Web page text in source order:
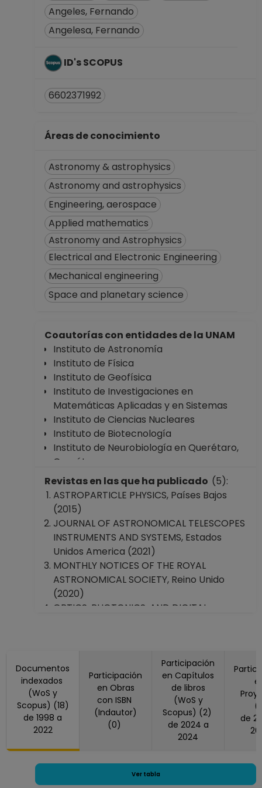
ASIGNATURA A TP
No Definitivo
Facultad de
Ciencias
Desde 16-11-2021
hasta 31-03-2022
PROFESOR
ASIGNATURA A TP
No Definitivo
Facultad de
Ciencias
Desde 01-03-2021
ASIGNATURA A TP
No Definitivo
Ciencias
Desde 16-03-2020
hasta 28-02-2021
PROFESOR
ASIGNATURA A TP
No Definitivo
Ciencias
Desde 16-09-2019
PROFESOR
ASIGNATURA A TP
No Definitivo
Facultad de
Ciencias
hasta 15-09-2019
Facultad de
Ciencias
Desde 01-10-2018
hasta 15-03-2019
PROFESOR
ASIGNATURA A TP
Facultad de
Ciencias
Angeles, Fernando
Angelesa, Fernando
ID's SCOPUS
6602371992
Áreas de conocimiento
Astronomy & astrophysics
Astronomy and astrophysics
Engineering, aerospace
Applied mathematics
Astronomy and Astrophysics
Electrical and Electronic Engineering
Mechanical engineering
Space and planetary science
Coautorías con entidades de la UNAM
Instituto de Astronomía
Instituto de Física
Instituto de Geofísica
Instituto de Investigaciones en
Matemáticas Aplicadas y en Sistemas
Instituto de Ciencias Nucleares
Instituto de Biotecnología
Instituto de Neurobiología en Querétaro,
Querétaro
Instituto de Ciencias Físicas
Facultad de Ciencias
Facultad de Medicina
Escuela Nacional Colegio de Ciencias y
Humanidades "Sur"
Coordinación de Estudios de Posgrado
Dirección General de Servicios de
Cómputo Académico
Revistas en las que ha publicado (5):
ASTROPARTICLE PHYSICS, Países Bajos
(2015)
JOURNAL OF ASTRONOMICAL TELESCOPES
INSTRUMENTS AND SYSTEMS, Estados
Unidos America (2021)
MONTHLY NOTICES OF THE ROYAL
ASTRONOMICAL SOCIETY, Reino Unido
(2020)
OPTICS, PHOTONICS, AND DIGITAL
2022)
REVISTA MEXICANA DE ASTRONOMIA Y
ASTROFISICA, México (2011)
Documentos
indexados
(WoS y
Scopus) (18)
de 1998 a
2022
Participación
en Obras
con ISBN
(Indautor)
(0)
Participación
en Capítulos
de libros
(WoS y
Scopus) (2)
de 2024 a
2024
de 2024 a
Ver tabla